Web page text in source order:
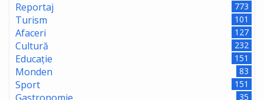
Reportaj 773
Turism 101
Afaceri 127
Cultură 232
Educație 151
Monden 83
Sport 151
35